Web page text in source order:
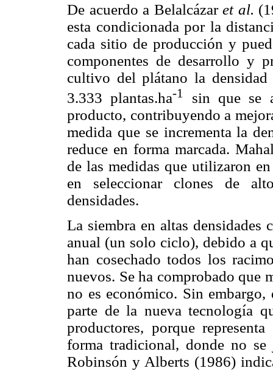
De acuerdo a Belalcázar et al.
esta condicionada por la
cada sitio de producción y
componentes de desarrollo y
cultivo del plátano la densidad
3.333 plantas.ha-1
sin que se
producto, contribuyendo a
medida que se incrementa la
reduce en forma marcada.
de las medidas que utilizaron
en seleccionar clones de
densidades.
La siembra en altas
anual (un solo ciclo), debido a
han cosechado todos los
nuevos. Se ha comprobado que
no es económico. Sin embargo,
parte de la nueva tecnología
productores, porque
forma tradicional, donde no
Robinsón y Alberts (1986)